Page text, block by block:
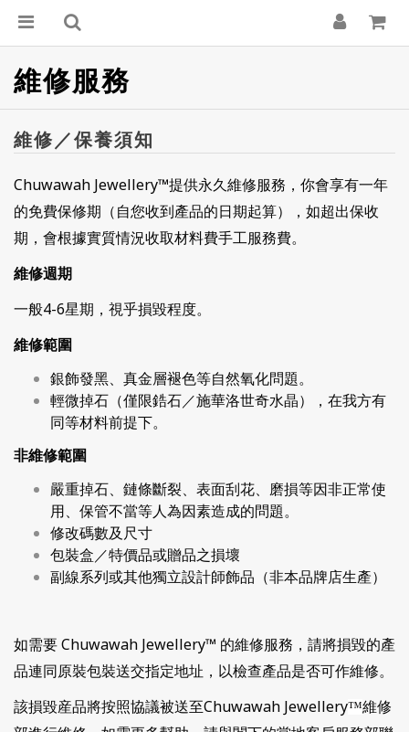
維修服務
維修／保養須知
Chuwawah Jewellery™提供永久維修服務，你會享有一年
的免費保修期（自您收到產品的日期起算），如超出保收
期，會根據實質情況收取材料費手工服務費。
維修週期
一般4-6星期，視乎損毀程度。
維修範圍
銀飾發黑、真金層褪色等自然氧化問題。
輕微掉石（僅限鋯石／施華洛世奇水晶），在我方有
同等材料前提下。
非維修範圍
嚴重掉石、鏈條斷裂、表面刮花、磨損等因非正常使
用、保管不當等人為因素造成的問題。
修改碼數及尺寸
包裝盒／特價品或贈品之損壞
副線系列或其他獨立設計師飾品（非本品牌店生產）
如需要 Chuwawah Jewellery™ 的維修服務，請將損毀的產
品連同原裝包裝送交指定地址，以檢查產品是否可作維修。
該損毀産品將按照協議被送至Chuwawah Jewellery™維修